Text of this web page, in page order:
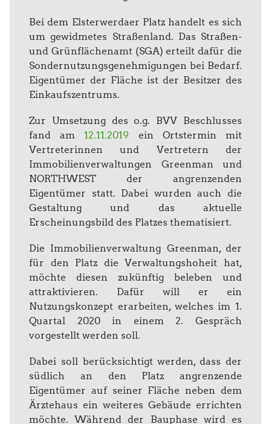
Bei dem Elsterwerdaer Platz handelt es sich
um gewidmetes Straßenland. Das Straßen-
und Grünflächenamt (SGA) erteilt dafür die
Sondernutzungsgenehmigungen bei Bedarf.
Eigentümer der Fläche ist der Besitzer des
Einkaufszentrums.
Zur Umsetzung des o.g. BVV Beschlusses
fand am12.11.2019 ein Ortstermin mit
Vertreterinnen und Vertretern der
Immobilienverwaltungen Greenman und
NORTHWEST der angrenzenden
Eigentümer statt. Dabei wurden auch die
Gestaltung und das aktuelle
Erscheinungsbild des Platzes thematisiert.
Die Immobilienverwaltung Greenman, der
für den Platz die Verwaltungshoheit hat,
möchte diesen zukünftig beleben und
attraktivieren. Dafür will er ein
Nutzungskonzept erarbeiten, welches im 1.
Quartal 2020 in einem 2. Gespräch
vorgestellt werden soll.
Dabei soll berücksichtigt werden, dass der
südlich an den Platz angrenzende
Eigentümer auf seiner Fläche neben dem
Ärztehaus ein weiteres Gebäude errichten
möchte. Während der Bauphase wird es